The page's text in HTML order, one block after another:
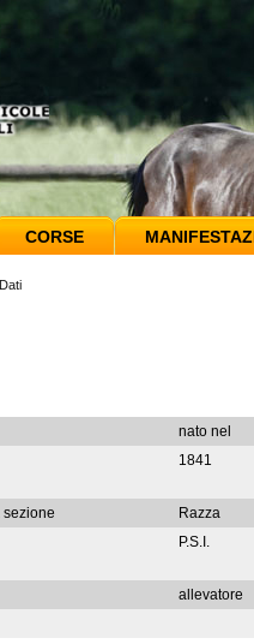
CORSE
nato nel
1841
sezione Razza
P.S.I.
allevatore